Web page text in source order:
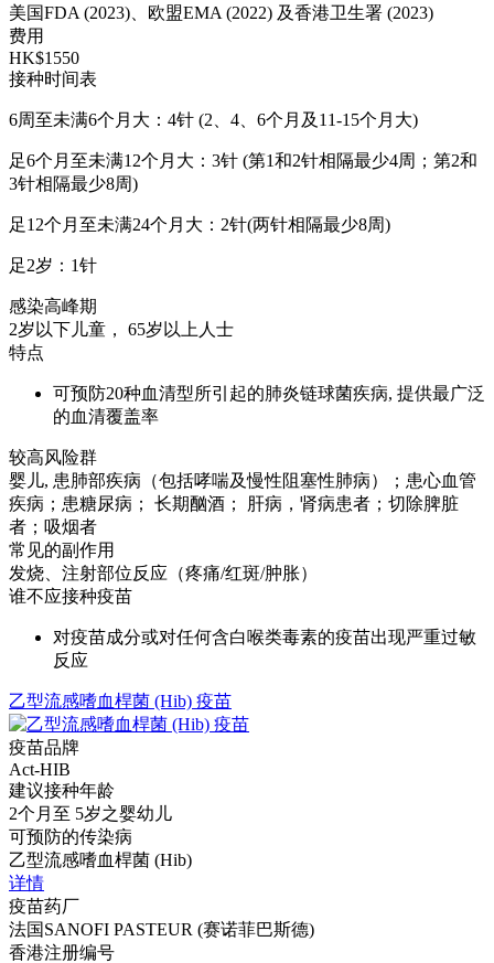
美国FDA (2023)、欧盟EMA (2022) 及香港卫生署 (2023)
费用
HK$1550
接种时间表
6周至未满6个月大：4针 (2、4、6个月及11-15个月大)
足6个月至未满12个月大：3针 (第1和2针相隔最少4周；第2和
3针相隔最少8周)
足12个月至未满24个月大：2针(两针相隔最少8周)
足2岁：1针
感染高峰期
2岁以下儿童， 65岁以上人士
特点
可预防20种血清型所引起的肺炎链球菌疾病, 提供最广泛
的血清覆盖率
较高风险群
婴儿, 患肺部疾病（包括哮喘及慢性阻塞性肺病）；患心血管
疾病；患糖尿病； 长期酗酒； 肝病，肾病患者；切除脾脏
者；吸烟者
常见的副作用
发烧、注射部位反应（疼痛/红斑/肿胀）
谁不应接种疫苗
对疫苗成分或对任何含白喉类毒素的疫苗出现严重过敏
反应
乙型流感嗜血桿菌 (Hib) 疫苗
疫苗品牌
Act-HIB
建议接种年龄
2个月至 5岁之婴幼儿
可预防的传染病
乙型流感嗜血桿菌 (Hib)
详情
疫苗药厂
法国SANOFI PASTEUR (赛诺菲巴斯德)
香港注册编号